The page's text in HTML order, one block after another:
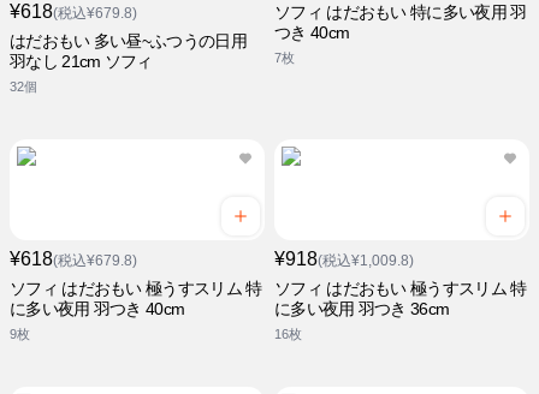
¥618(税込¥679.8)
はだおもい 多い昼~ふつうの日用
羽なし 21cm ソフィ
32個
ソフィ はだおもい 特に多い夜用 羽
つき 40cm
7枚
¥618(税込¥679.8)
ソフィ はだおもい 極うすスリム 特
に多い夜用 羽つき 40cm
9枚
¥918(税込¥1,009.8)
ソフィ はだおもい 極うすスリム 特
に多い夜用 羽つき 36cm
16枚